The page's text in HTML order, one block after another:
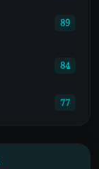
89
84
77